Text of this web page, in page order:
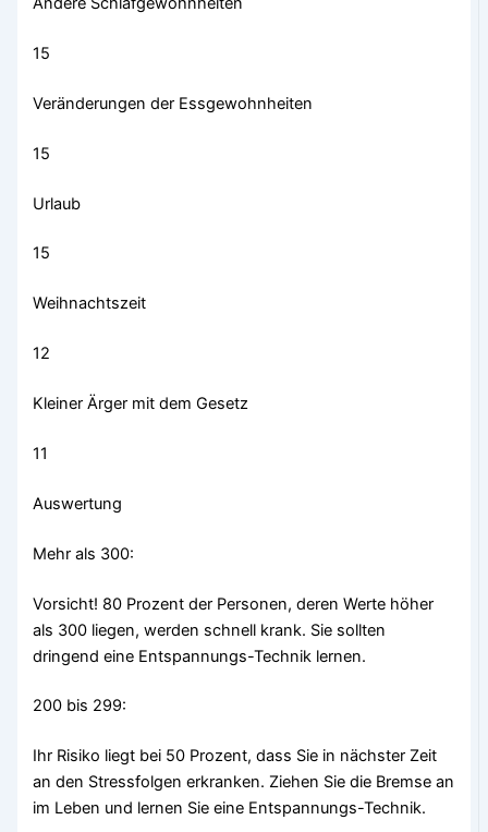
15
Veränderungen der Essgewohnheiten
15
Urlaub
15
Weihnachtszeit
12
Kleiner Ärger mit dem Gesetz
11
Auswertung
Mehr als 300:
Vorsicht! 80 Prozent der Personen, deren Werte höher
als 300 liegen, werden schnell krank. Sie sollten
dringend eine Entspannungs-Technik lernen.
200 bis 299:
Ihr Risiko liegt bei 50 Prozent, dass Sie in nächster Zeit
an den Stressfolgen erkranken. Ziehen Sie die Bremse an
im Leben und lernen Sie eine Entspannungs-Technik.